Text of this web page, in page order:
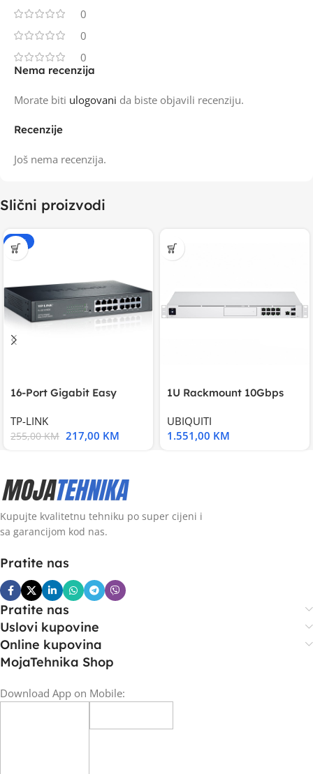
0
0
0
Recenzije
Još nema recenzija.
Nema recenzija
Morate biti ulogovani da biste objavili recenziju.
Slični proizvodi
-15%
16-Port Gigabit Easy
TP-LINK
255,00KM 217,00 KM
1U Rackmount 10Gbps
UBIQUITI
1.551,00 KM
Kupujte kvalitetnu tehniku po super cijeni i
sa garancijom kod nas.
Pratite nas
Pratite nas
Uslovi kupovine
Online kupovina
MojaTehnika Shop
Download App on Mobile: